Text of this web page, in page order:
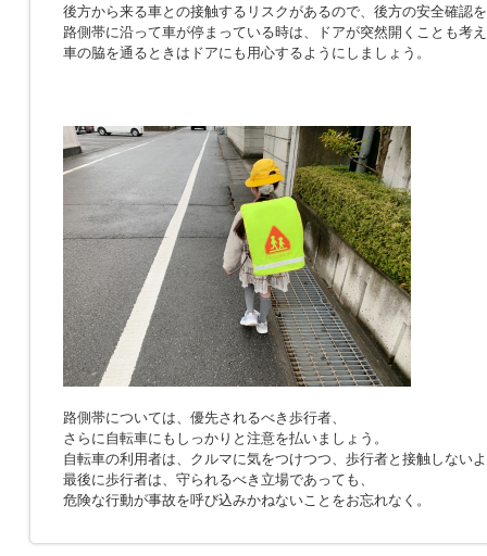
後方から来る車との接触するリスクがあるので、後方の安全確認
路側帯に沿って車が停まっている時は、ドアが突然開くことも考
車の脇を通るときはドアにも用心するようにしましょう。
路側帯については、優先されるべき歩行者、
さらに自転車にもしっかりと注意を払いましょう。
自転車の利用者は、クルマに気をつけつつ、歩行者と接触しない
最後に歩行者は、守られるべき立場であっても、
危険な行動が事故を呼び込みかねないことをお忘れなく。